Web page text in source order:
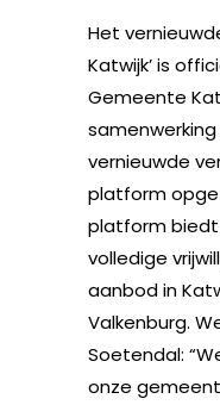
Het
Katwijk’ is
Gemeente
vernieuwde
platform
platform
volledige
aanbod in
Valkenburg.
Soetendal:
onze